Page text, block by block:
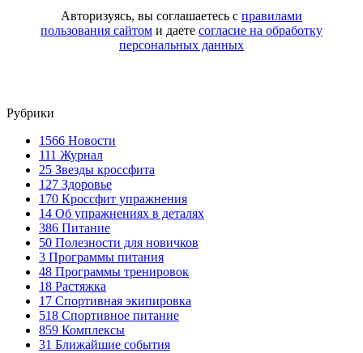
Авторизуясь, вы соглашаетесь с правилами
пользования сайтом и даете согласие на обработку
персональных данных
Рубрики
1566 Новости
111 Журнал
25 Звезды кроссфита
127 Здоровье
170 Кроссфит упражнения
14 Об упражнениях в деталях
386 Питание
50 Полезности для новичков
3 Программы питания
48 Программы тренировок
18 Растяжка
17 Спортивная экипировка
518 Спортивное питание
859 Комплексы
31 Ближайшие события